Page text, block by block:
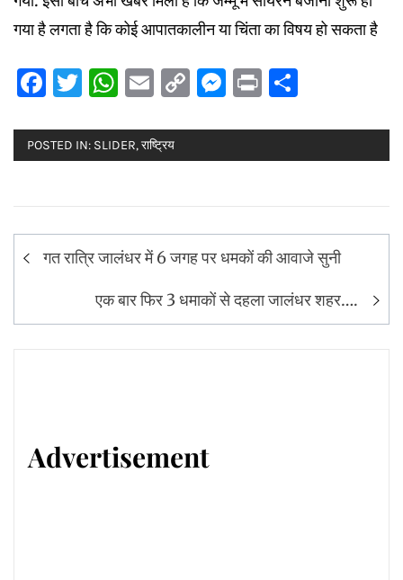
गया है लगता है कि कोई आपातकालीन या चिंता का विषय हो सकता है
Facebook
Twitter
WhatsApp
Email
CopyMessenger
Print
POSTED IN: SLIDER,राष्ट्रिय
Post
navigation
गत रात्रि जालंधर में 6 जगह पर धमकों की आवाजे सुनी
एक बार फिर 3 धमाकों से दहला जालंधर शहर….
Advertisement